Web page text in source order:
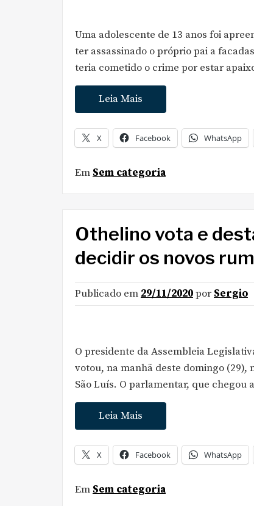
Uma adolescente de 13 anos foi
ter assassinado o próprio pai a
teria cometido o crime por estar
Leia Mais
X Facebook WhatsApp
Em Sem categoria
Othelino vota e
decidir os novos
Publicado em 29/11/2020por Sergio
O presidente da Assembleia
votou, na manhã deste domingo (29),
São Luís. O parlamentar, que chegou
Leia Mais
X Facebook WhatsApp
Em Sem categoria